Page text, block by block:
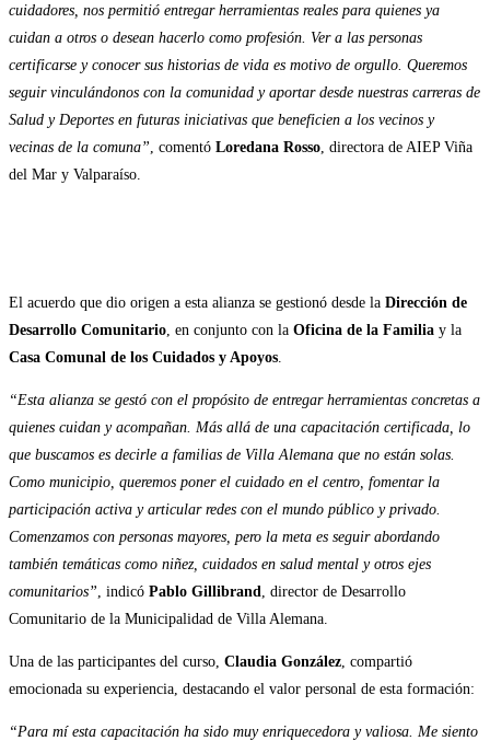
cuidadores, nos permitió entregar herramientas reales para quienes ya
cuidan a otros o desean hacerlo como profesión. Ver a las personas
certificarse y conocer sus historias de vida es motivo de orgullo. Queremos
seguir vinculándonos con la comunidad y aportar desde nuestras carreras de
Salud y Deportes en futuras iniciativas que beneficien a los vecinos y
vecinas de la comuna” , comentó Loredana Rosso , directora de AIEP Viña
del Mar y Valparaíso.
El acuerdo que dio origen a esta alianza se gestionó desde la Dirección de
Desarrollo Comunitario , en conjunto con la Oficina de la Familia y la
Casa Comunal de los Cuidados y Apoyos
“Esta alianza se gestó con el propósito de entregar herramientas concretas a
quienes cuidan y acompañan. Más allá de una capacitación certificada, lo
que buscamos es decirle a familias de Villa Alemana que no están solas.
Como municipio, queremos poner el cuidado en el centro, fomentar la
participación activa y articular redes con el mundo público y privado.
Comenzamos con personas mayores, pero la meta es seguir abordando
también temáticas como niñez, cuidados en salud mental y otros ejes
comunitarios” , indicó Pablo Gillibrand
, director de Desarrollo
Comunitario de la Municipalidad de Villa Alemana.
Una de las participantes del curso, Claudia González , compartió
emocionada su experiencia, destacando el valor personal de esta formación:
“Para mí esta capacitación ha sido muy enriquecedora y valiosa. Me siento